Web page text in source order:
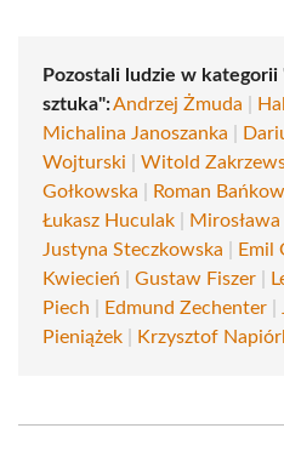
Pozostali ludzie w
sztuka":Andrzej Żmuda
Michalina Janoszanka
Wojturski
Witold
Gołkowska
Roman
Łukasz Huculak
Justyna Steczkowska
Emil
Kwiecień
Gustaw Fiszer
Piech
Edmund Zechenter
Pieniążek
Krzysztof